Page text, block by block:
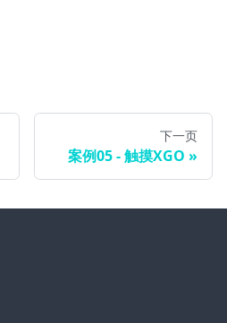
下一页
案例05 - 触摸XGO